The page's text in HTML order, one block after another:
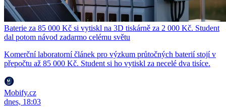
Baterie za 85 000 Kč si vytiskl na 3D tiskárně za 2 000 Kč. Student
dal potom návod zadarmo celému světu
Komerční laboratorní článek pro výzkum průtočných baterií stojí v
přepočtu až 85 000 Kč. Student si ho vytiskl za necelé dva tisíce.
Mobify.cz
dnes, 18:03